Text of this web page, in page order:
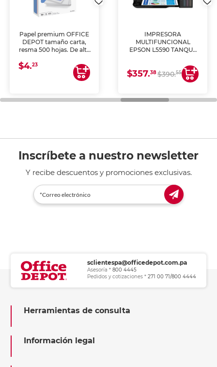
Papel premium OFFICE
DEPOT tamaño carta,
resma 500 hojas. De alta
uniforme, ideal para
impresoras de inyección
de tinta y láser,
general de oficina.
$4.23
IMPRESORA
MULTIFUNCIONAL
EPSON L5590 TANQUE
COPIA Y ESCANEA)
$357.38$390.55
Inscríbete a nuestro newsletter
Y recibe descuentos y promociones exclusivas.
sclientespa@officedepot.com.pa
Asesoría * 800 4445
Pedidos y cotizaciones * 271 00 71/800 4444
Herramientas de consulta
Información legal